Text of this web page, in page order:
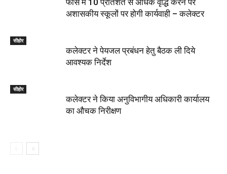
फीस में 10 प्रतिशत से अधिक वृद्धि करने पर
अशासकीय स्कूलों पर होगी कार्यवाही – कलेक्टर
सीहोर
कलेक्टर ने पेयजल प्रबंधन हेतु बैठक ली दिये
आवश्यक निर्देश
सीहोर
कलेक्टर ने किया अनुविभागीय अधिकारी कार्यालय
का औचक निरीक्षण